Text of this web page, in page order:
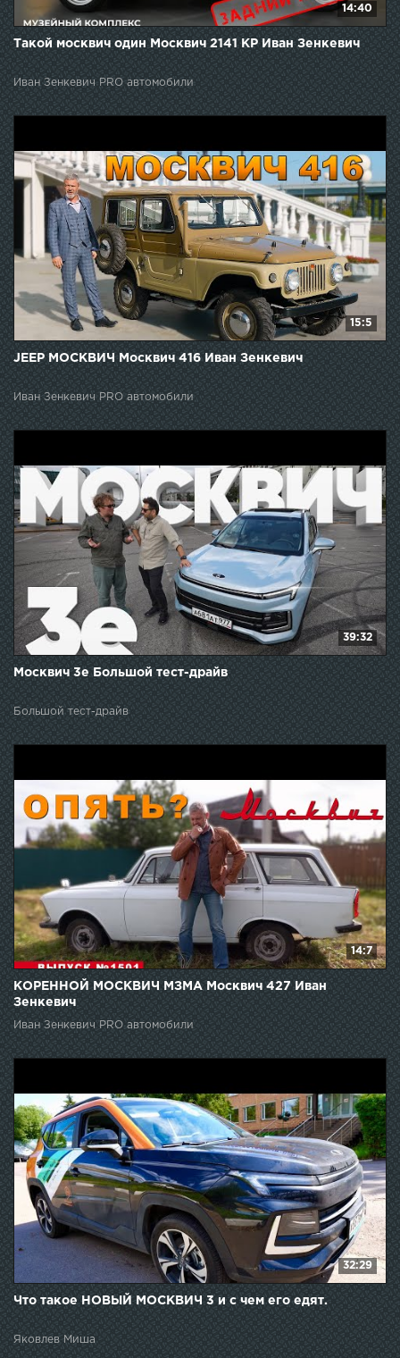
14:40
Такой москвич один Москвич 2141 КР Иван Зенкевич
Иван Зенкевич PRO автомобили
15:5
JEEP МОСКВИЧ Москвич 416 Иван Зенкевич
Иван Зенкевич PRO автомобили
39:32
Москвич 3е Большой тест-драйв
Большой тест-драйв
14:7
КОРЕННОЙ МОСКВИЧ МЗМА Москвич 427 Иван
Зенкевич
Иван Зенкевич PRO автомобили
32:29
Что такое НОВЫЙ МОСКВИЧ 3 и с чем его едят.
Яковлев Миша